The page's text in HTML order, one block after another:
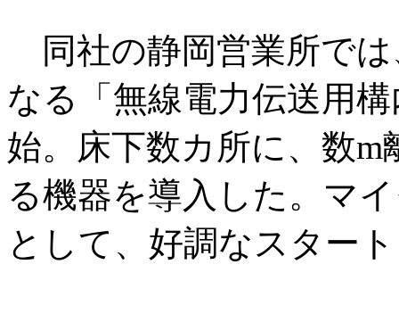
同社の静岡営業所では
なる「無線電力伝送用
始。床下数カ所に、数
る機器を導入した。マ
として、好調なスター